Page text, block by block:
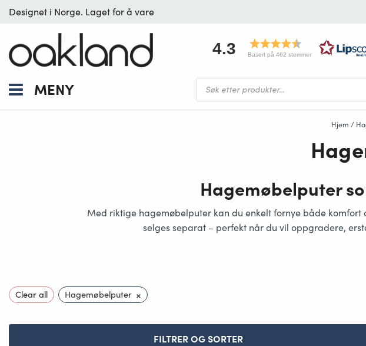
Designet i Norge. Laget for å vare
4.3 Basert på 462 stemmer
MENY
Products
search
Hjem /
Hagemøbelputer
Med riktige hagemøbelputer kan du enkelt fornye både
selges separat – perfekt når du vil oppgradere,
Clear all Hagemøbelputer ×
FILTRER OG SORTER